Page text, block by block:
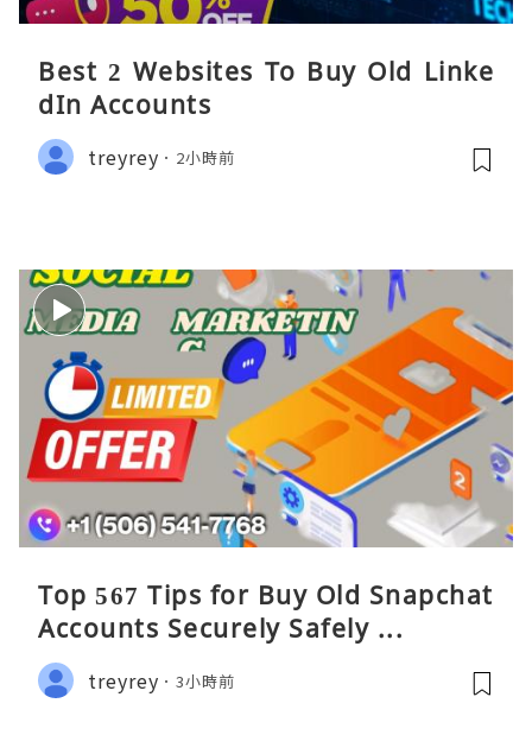
Best 2 Websites To Buy Old Linke
dIn Accounts
treyrey 2小時前
Top 567 Tips for Buy Old Snapchat
Accounts Securely Safely ...
treyrey 3小時前